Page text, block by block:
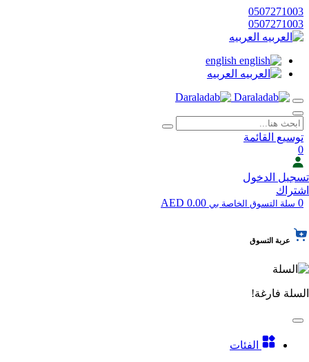
0507271003
0507271003
العربيه
english
العربيه
توسيع القائمة
0
تسجيل الدخول
اشتراك
0 سلة التسوق الخاصة بي
عربة التسوق
السلة فارغة!
الفئات